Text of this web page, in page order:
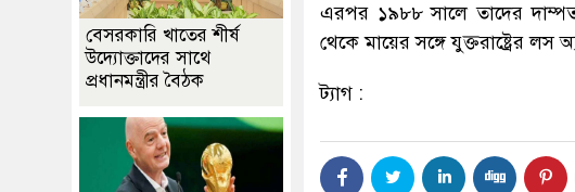
এরপর ১৯৮৮ সালে তাদের
থেকে মায়ের সঙ্গে যুক্তরাষ্ট্রের লস
ট্যাগ :
বেসরকারি খাতের শীর্ষ
উদ্যোক্তাদের সাথে
প্রধানমন্ত্রীর বৈঠক